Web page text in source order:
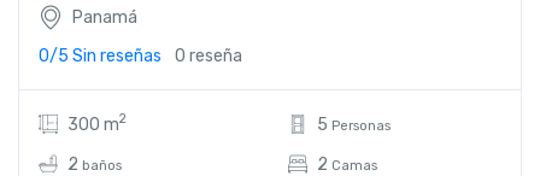
Panamá
0/5 Sin reseñas 0 reseña
300 m2
2 baños
5 Personas
2 Camas